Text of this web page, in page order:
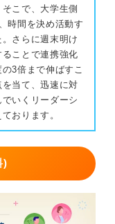
こで、大学生側
時間を決め活動す
さらに週末明け
ことで連携強化
3倍まで伸ばすこ
当て、迅速に対
いくリーダーシ
おります。
)